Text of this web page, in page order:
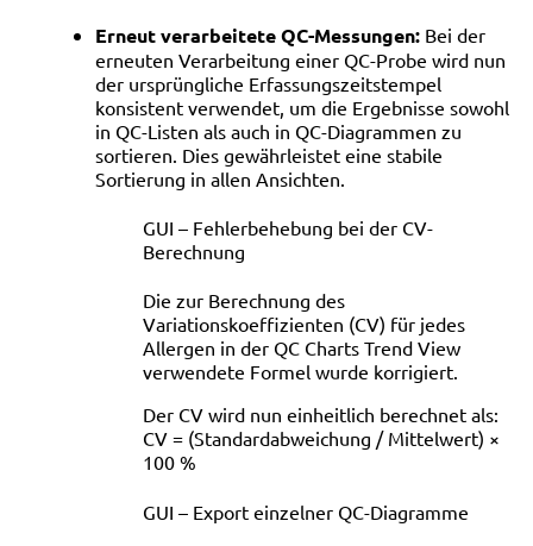
Erneut verarbeitete QC-Messungen: Bei der
erneuten Verarbeitung einer QC-Probe wird nun
der ursprüngliche Erfassungszeitstempel
konsistent verwendet, um die Ergebnisse sowohl
in QC-Listen als auch in QC-Diagrammen zu
sortieren. Dies gewährleistet eine stabile
Sortierung in allen Ansichten.
GUI – Fehlerbehebung bei der CV-
Berechnung
Die zur Berechnung des
Variationskoeffizienten (CV) für jedes
Allergen in der QC Charts Trend View
verwendete Formel wurde korrigiert.
Der CV wird nun einheitlich berechnet als:
CV = (Standardabweichung / Mittelwert) ×
100 %
GUI – Export einzelner QC-Diagramme